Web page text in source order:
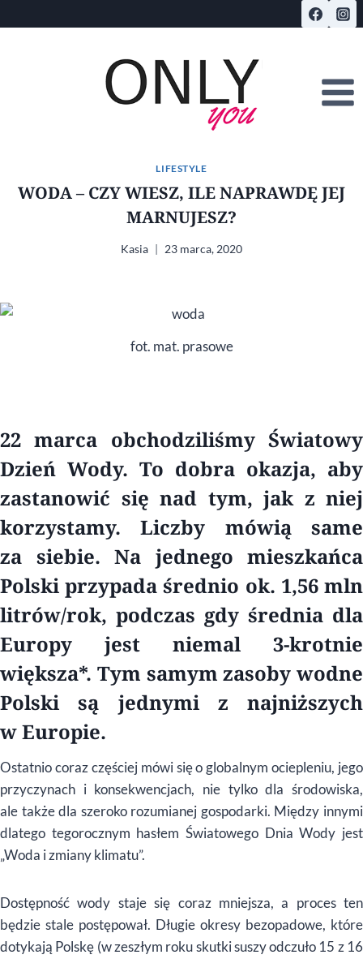
do
LIFESTYLE
WODA – CZY WIESZ, ILE NAPRAWDĘ JEJ
MARNUJESZ?
Kasia 23 marca, 2020
fot. mat. prasowe
22 marca obchodziliśmy Światowy
Dzień Wody. To dobra okazja, aby
zastanowić się nad tym, jak z niej
korzystamy. Liczby mówią same
za siebie. Na jednego mieszkańca
Polski przypada średnio ok. 1,56 mln
litrów/rok, podczas gdy średnia dla
Europy jest niemal 3-krotnie
większa*. Tym samym zasoby wodne
Polski są jednymi z najniższych
w Europie.
Ostatnio coraz częściej mówi się o globalnym ociepleniu, jego
przyczynach i konsekwencjach, nie tylko dla środowiska,
ale także dla szeroko rozumianej gospodarki. Między innymi
dlatego tegorocznym hasłem Światowego Dnia Wody jest
„Woda i zmiany klimatu”.
Dostępność wody staje się coraz mniejsza, a proces ten
będzie stale postępował. Długie okresy bezopadowe, które
dotykają Polskę (w zeszłym roku skutki suszy odczuło 15 z 16